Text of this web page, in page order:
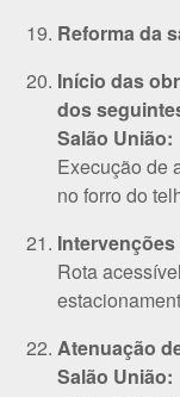
Reforma da
Início das
dos
Salão União:
Execução de
no forro do
Rota
Atenuação
Salão União: